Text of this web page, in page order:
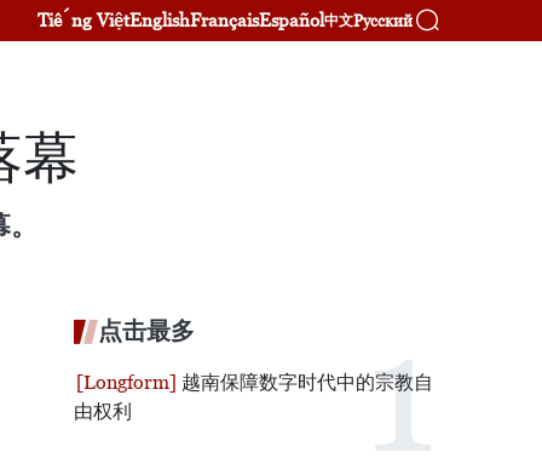
Tiếng ViệtEnglishFrançaisEspañol中文Русский
幕
点击最多
越南保障数字时代中的宗教自
由权利